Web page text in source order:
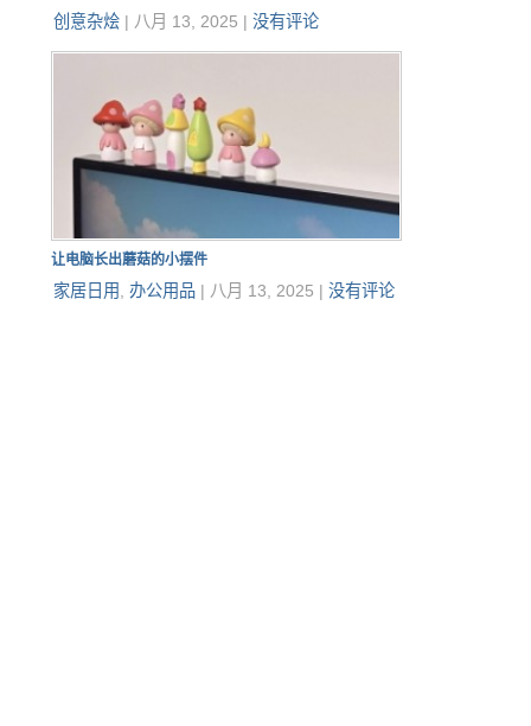
创意杂烩| 八月 13, 2025 | 没有评论
让电脑长出蘑菇的小摆件
家居日用 办公用品| 八月 13, 2025 | 没有评论